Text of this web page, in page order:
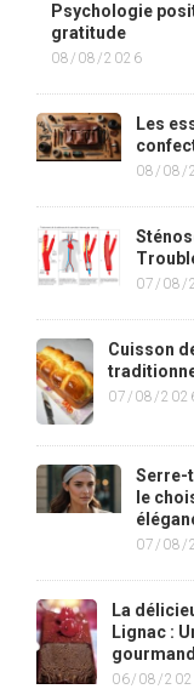
Psychologie
gratitude
08/08/2026
Les
08/08/
07/08/
Cuisson
07/08/
Serre-
le
07/08/
La
Lignac :
06/08/